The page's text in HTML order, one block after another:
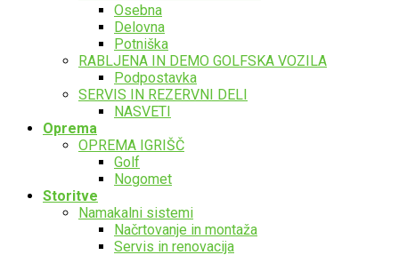
Osebna
Delovna
Potniška
RABLJENA IN DEMO GOLFSKA VOZILA
Podpostavka
SERVIS IN REZERVNI DELI
NASVETI
Oprema
OPREMA IGRIŠČ
Golf
Nogomet
Storitve
Namakalni sistemi
Načrtovanje in montaža
Servis in renovacija